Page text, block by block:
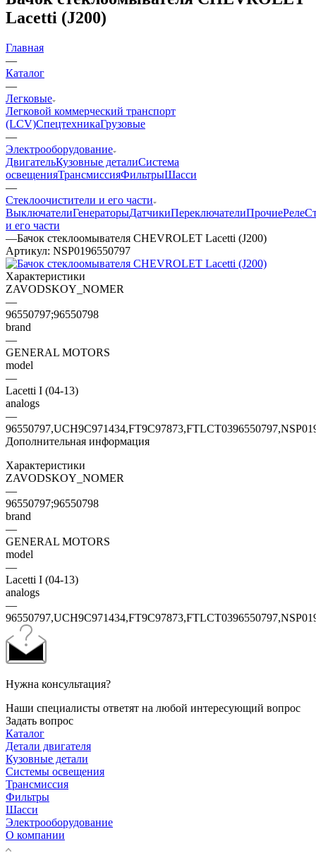
Lacetti (J200)
Главная
—
Каталог
—
Легковые
Легковой коммерческий транспорт
(LCV)СпецтехникаГрузовые
—
Электрооборудование
ДвигательКузовные деталиСистема
освещенияТрансмиссияФильтрыШасси
—
Стеклоочистители и его части
ВыключателиГенераторыДатчикиПереключателиПрочиеРеле
и его части
—Бачок стеклоомывателя CHEVROLET Lacetti (J200)
Артикул: NSP0196550797
Характеристики
ZAVODSKOY_NOMER
—
96550797;96550798
brand
—
GENERAL MOTORS
model
—
Lacetti I (04-13)
analogs
—
Дополнительная информация
Характеристики
ZAVODSKOY_NOMER
—
96550797;96550798
brand
—
GENERAL MOTORS
model
—
Lacetti I (04-13)
analogs
—
Нужна консультация?
Наши специалисты ответят на любой интересующий вопрос
Задать вопрос
Каталог
Детали двигателя
Кузовные детали
Системы освещения
Трансмиссия
Фильтры
Шасси
Электрооборудование
О компании